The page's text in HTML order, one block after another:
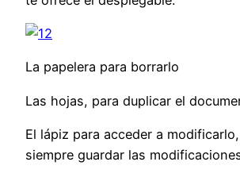
La papelera para borrarlo
Las hojas, para duplicar el
El lápiz para acceder a
siempre guardar las